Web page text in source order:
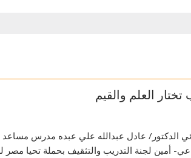
العلم والقيم
الدكتور/ عادل عبدالله علي عبده مدرس
أمين لجنة التدريب والتثقيف بحملة تحيا مصر